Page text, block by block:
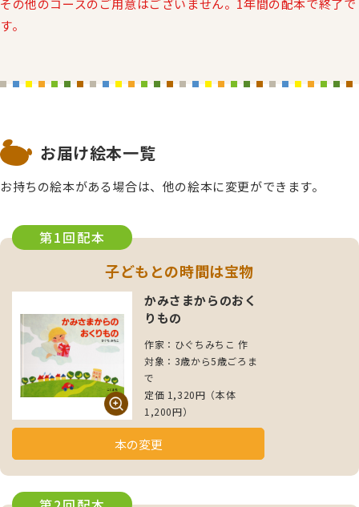
その他のコースのご用意はございません。1年間の配本で終了で
す。
お届け絵本一覧
お持ちの絵本がある場合は、他の絵本に変更ができます。
第1回配本
子どもとの時間は宝物
かみさまからのおく
りもの
作家：ひぐちみちこ 作
対象：3歳から5歳ごろま
で
定価 1,320円（本体
1,200円）
本の変更